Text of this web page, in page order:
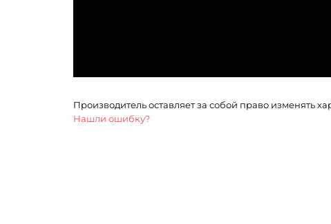
Производитель оставляет за собой право изменять
Нашли ошибку?